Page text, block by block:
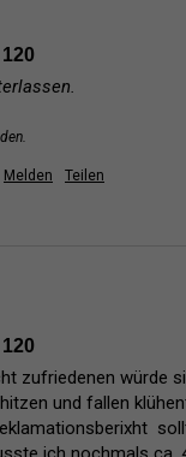
Melden Teilen
zufriedenen würde